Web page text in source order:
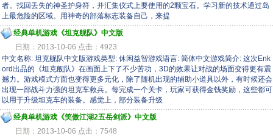
者。找回丢失的神圣护身符，并汇集仪式上要使用的2颗宝石。学习新的技术通过岛
上最危险的区域。用神奇的部落标志装备自己，来提
经典单机游戏《坦克舰队》中文版
日期：2013-10-06 点击：4923
中文名称: 坦克舰队中文版游戏类型: 休闲益智游戏语言: 简体中文游戏简介: 这次Enk
ord出品的《坦克舰队》在画面上下了不少苦功，3D的效果让对战的场面变得更有震
撼力。游戏模式方面也变得更多元化，除了随机出现的辅助小道具以外，有时候还会
出现一部战斗力强的坦克车救兵。每完成一个关卡，玩家可获得金钱奖励，这些都可
以用于升级坦克车的装备。感觉上，部分装备升级
经典单机游戏《笑傲江湖2五岳剑派》中文版
日期：2013-10-06 点击：7548